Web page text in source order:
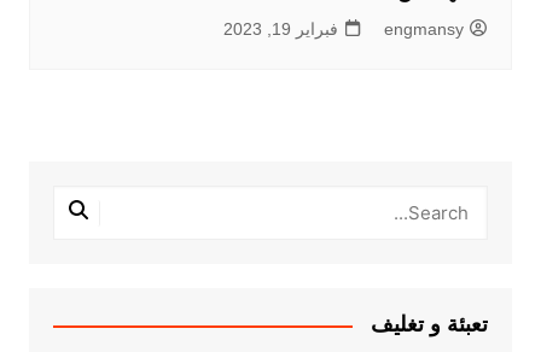
engmansy فبراير 19, 2023
تعبئة و تغليف